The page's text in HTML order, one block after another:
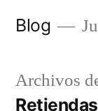
Blog
Archivos
Retiendas